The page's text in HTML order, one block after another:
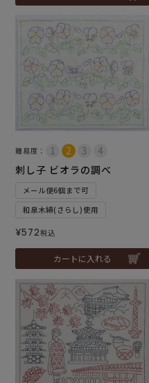
難易度：
刺し子 ビオラの調べ
メール便6個まで可
和泉木綿(さらし)使用
¥572税込
カートに入れる